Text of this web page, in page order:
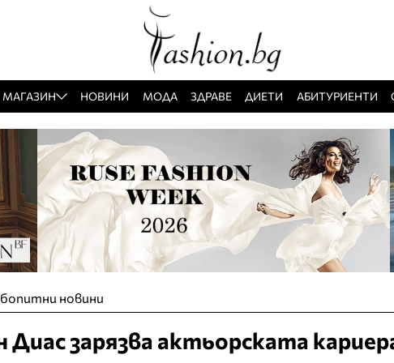
МАГАЗИН НОВИНИ МОДА ЗДРАВЕ ДИЕТИ АБИТУРИЕНТИ
новини
Диас зарязва актьорската